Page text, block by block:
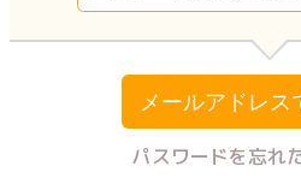
メールアドレス
パスワードを忘れ